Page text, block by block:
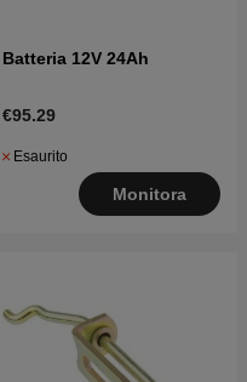
Batteria 12V 24Ah
€95.29
Esaurito
Monitora